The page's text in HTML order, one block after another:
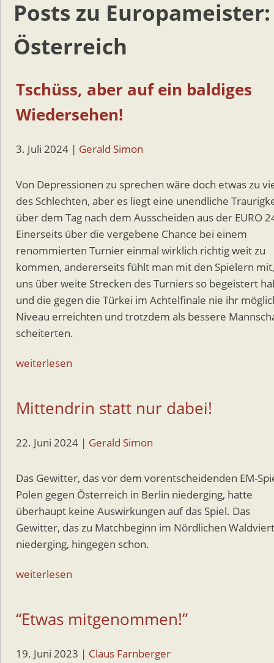
Posts zu Europameister:
Österreich
Tschüss, aber auf ein baldiges
Wiedersehen!
3. Juli 2024 | Gerald Simon
Von Depressionen zu sprechen wäre doch etwas zu
des Schlechten, aber es liegt eine unendliche
über dem Tag nach dem Ausscheiden aus der EURO
Einerseits über die vergebene Chance bei einem
renommierten Turnier einmal wirklich richtig weit zu
kommen, andererseits fühlt man mit den Spielern
uns über weite Strecken des Turniers so begeistert
und die gegen die Türkei im Achtelfinale nie ihr
Niveau erreichten und trotzdem als bessere
scheiterten.
weiterlesen
Mittendrin statt nur dabei!
22. Juni 2024 | Gerald Simon
Das Gewitter, das vor dem vorentscheidenden EM-
Polen gegen Österreich in Berlin niederging, hatte
überhaupt keine Auswirkungen auf das Spiel. Das
Gewitter, das zu Matchbeginn im Nördlichen
niederging, hingegen schon.
weiterlesen
“Etwas mitgenommen!”
19. Juni 2023 | Claus Farnberger